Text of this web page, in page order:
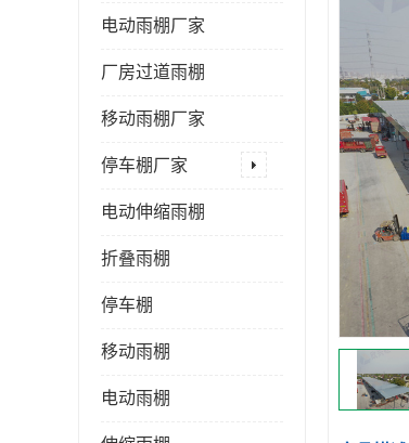
电动雨棚厂家
厂房过道雨棚
移动雨棚厂家
停车棚厂家
电动伸缩雨棚
折叠雨棚
停车棚
移动雨棚
电动雨棚